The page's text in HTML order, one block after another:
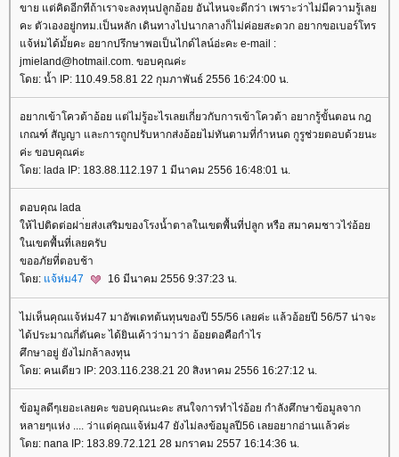
ขาย แต่คิดอีกทีถ้าเราจะลงทุนปลูกอ้อย อันไหนจะดีกว่า เพราะว่าไม่มีความรู้เล
คะ ตัวเองอยู่กทม.เป็นหลัก เดินทางไปนากลางก็ไม่ค่อยสะดวก อยากขอเบอร์โทร
จ้ห่มได้มั้ยคะ อยากปรึกษาพอเป็นไกด์ไลน์อ่ะคะ e-mail :
jmieland@hotmail.com. ขอบคุณค่ะ
ดย: น้ำ IP: 110.49.58.81 22 กุมภาพันธ์ 2556 16:24:00 น.
อยากเข้าโควต้าอ้อย แต่ไม่รู้อะไรเลยเกี่ยวกับการเข้าโควต้า อยากรู้ขั้นตอน กฎ
เกณฑ์ สัญญา และการถูกปรับหากส่งอ้อยไม่ทันตามที่กำหนด กูรูช่วยตอบด้วยนะ
ค่ะ ขอบคุณค่ะ
ดย: lada IP: 183.88.112.197 1 มีนาคม 2556 16:48:01 น.
ตอบคุณ lada
ห้ไปติดต่อฝา่ยส่งเสริมของโรงน้ำตาลในเขตพื้นที่ปลูก หรือ สมาคมชาวไร่อ้อ
นเขตพื้นที่เลยครับ
ขออภัยที่ตอบช้า
ดย: จ้ห่ม47 16 มีนาคม 2556 9:37:23 น.
ไม่เห็นคุณแจ้ห่ม47 มาอัพเดทต้นทุนของปี 55/56 เลยค่ะ แล้วอ้อยปี 56/57 น่าจะ
ได้ประมาณกี่ตันคะ ได้ยินเค้าว่ามาว่า อ้อยตอคือกำไร
ศึกษาอยู่ ยังไม่กล้าลงทุน
ดย: คนเดียว IP: 203.116.238.21 20 สิงหาคม 2556 16:27:12 น.
ข้อมูลดีๆเยอะเลยคะ ขอบคุณนะคะ สนใจการทำไร่อ้อย กำลังศึกษาข้อมูลจาก
หลายๆแห่ง .... ว่าแต่คุณแจ้ห่ม47 ยังไม่ลงข้อมูลปี56 เลยอยากอ่านแล้วค่ะ
ดย: nana IP: 183.89.72.121 28 มกราคม 2557 16:14:36 น.